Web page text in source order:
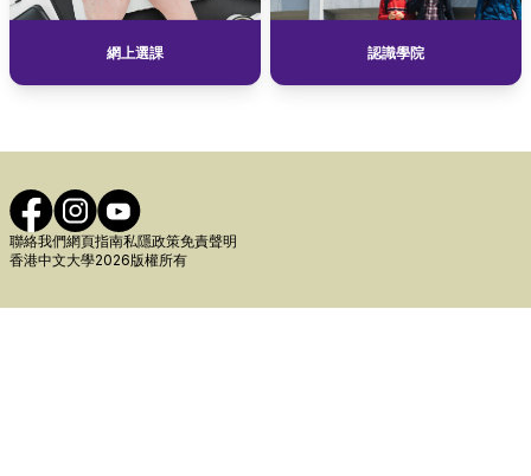
網上選課 認識學院
聯絡我們網頁指南私隱政策免責聲明
香港中文大學2026版權所有